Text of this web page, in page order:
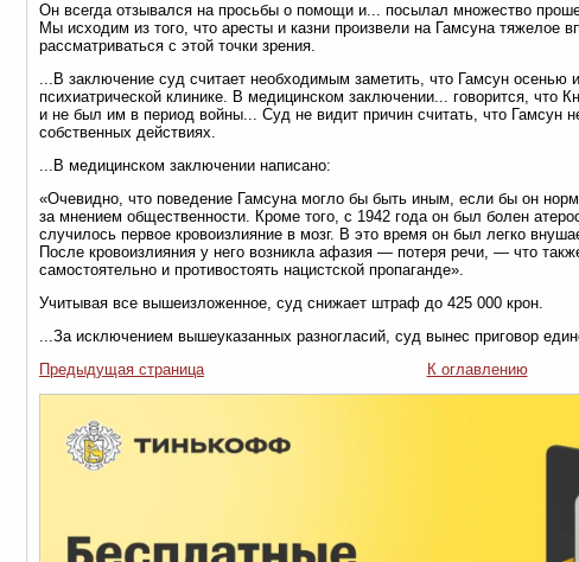
Он всегда отзывался на просьбы о помощи и... посылал множество
Мы исходим из того, что аресты и казни произвели на Гамсуна тяжелое
рассматриваться с этой точки зрения.
...В заключение суд считает необходимым заметить, что Гамсун осенью
психиатрической клинике. В медицинском заключении... говорится, что
и не был им в период войны... Суд не видит причин считать, что Гамсун
собственных действиях.
...В медицинском заключении написано:
«Очевидно, что поведение Гамсуна могло бы быть иным, если бы он
за мнением общественности. Кроме того, с 1942 года он был болен
случилось первое кровоизлияние в мозг. В это время он был легко
После кровоизлияния у него возникла афазия — потеря речи, — что
самостоятельно и противостоять нацистской пропаганде».
Учитывая все вышеизложенное, суд снижает штраф до 425 000 крон.
...За исключением вышеуказанных разногласий, суд вынес приговор
Предыдущая страница
К оглавлению